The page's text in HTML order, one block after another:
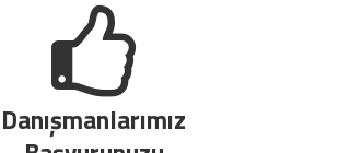
Danışmanlarımız